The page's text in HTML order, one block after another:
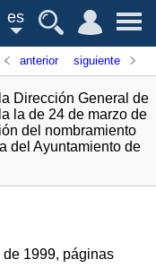
es
anterior siguiente
Dirección General de
la de 24 de marzo de
del nombramiento
del Ayuntamiento de
1999, páginas